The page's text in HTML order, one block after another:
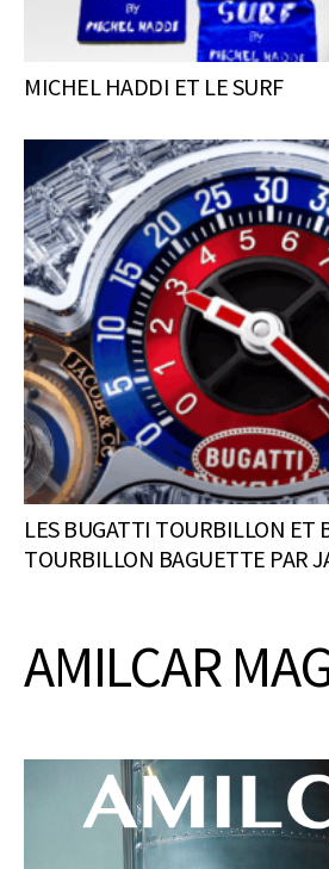
MICHEL HADDI ET LE SURF
LES BUGATTI TOURBILLON ET
TOURBILLON BAGUETTE PAR
AMILCAR